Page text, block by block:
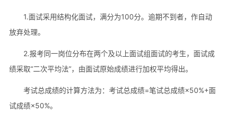
1.面试采用结构化面试，满分为100分。逾期不到者，作自动
放弃处理。
2.报考同一岗位分布在两个及以上面试组面试的考生，面试成
绩采取“二次平均法”，由面试原始成绩进行加权平均得出。
考试总成绩的计算方法为：考试总成绩=笔试总成绩×50%+面
试成绩×50%。